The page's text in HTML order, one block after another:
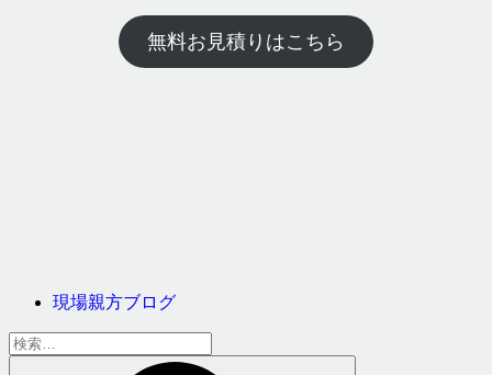
無料お見積りはこちら
現場親方ブログ
検
索: